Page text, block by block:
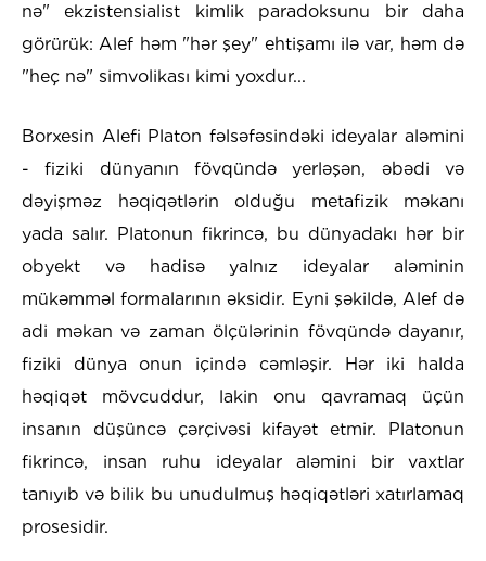
nə" ekzistensialist kimlik paradoksunu bir daha
görürük: Alef həm "hər şey" ehtişamı ilə var, həm də
"heç nə" simvolikası kimi yoxdur...
Borxesin Alefi Platon fəlsəfəsindəki ideyalar aləmini
- fiziki dünyanın fövqündə yerləşən, əbədi və
dəyişməz həqiqətlərin olduğu metafizik məkanı
yada salır. Platonun fikrincə, bu dünyadakı hər bir
obyekt və hadisə yalnız ideyalar aləminin
mükəmməl formalarının əksidir. Eyni şəkildə, Alef də
adi məkan və zaman ölçülərinin fövqündə dayanır,
fiziki dünya onun içində cəmləşir. Hər iki halda
həqiqət mövcuddur, lakin onu qavramaq üçün
insanın düşüncə çərçivəsi kifayət etmir. Platonun
fikrincə, insan ruhu ideyalar aləmini bir vaxtlar
tanıyıb və bilik bu unudulmuş həqiqətləri xatırlamaq
prosesidir.